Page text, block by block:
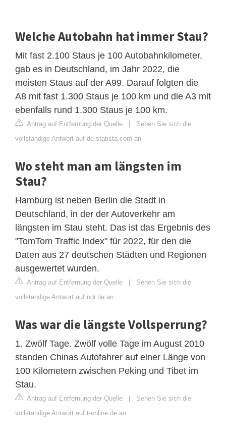
Welche Autobahn hat immer Stau?
Mit fast 2.100 Staus je 100 Autobahnkilometer,
gab es in Deutschland, im Jahr 2022, die
meisten Staus auf der A99. Darauf folgten die
A8 mit fast 1.300 Staus je 100 km und die A3 mit
ebenfalls rund 1.300 Staus je 100 km.
Antrag auf Entfernung der Quelle | Sehen Sie sich die
vollständige Antwort auf de.statista.com an
Wo steht man am längsten im
Stau?
Hamburg ist neben Berlin die Stadt in
Deutschland, in der der Autoverkehr am
längsten im Stau steht. Das ist das Ergebnis des
"TomTom Traffic Index" für 2022, für den die
Daten aus 27 deutschen Städten und Regionen
ausgewertet wurden.
Antrag auf Entfernung der Quelle | Sehen Sie sich die
vollständige Antwort auf ndr.de an
Was war die längste Vollsperrung?
1. Zwölf Tage. Zwölf volle Tage im August 2010
standen Chinas Autofahrer auf einer Länge von
100 Kilometern zwischen Peking und Tibet im
Stau.
Antrag auf Entfernung der Quelle | Sehen Sie sich die
vollständige Antwort auf t-online.de an